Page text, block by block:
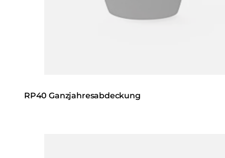
RP40 Ganzjahresabdeckung